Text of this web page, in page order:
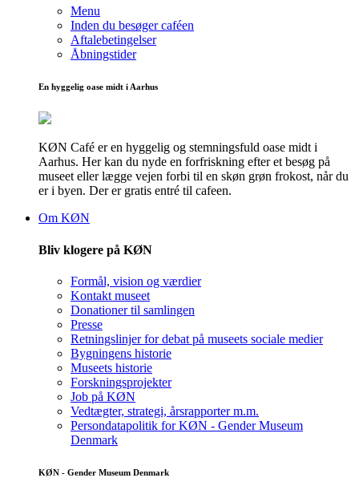
Menu
Inden du besøger caféen
Aftalebetingelser
Åbningstider
En hyggelig oase midt i Aarhus
KØN Café er en hyggelig og stemningsfuld oase midt i
Aarhus. Her kan du nyde en forfriskning efter et besøg på
museet eller lægge vejen forbi til en skøn grøn frokost, når du
er i byen. Der er gratis entré til cafeen.
Om KØN
Bliv klogere på KØN
Formål, vision og værdier
Kontakt museet
Donationer til samlingen
Presse
Retningslinjer for debat på museets sociale medier
Bygningens historie
Museets historie
Forskningsprojekter
Job på KØN
Vedtægter, strategi, årsrapporter m.m.
Persondatapolitik for KØN - Gender Museum
Denmark
KØN - Gender Museum Denmark